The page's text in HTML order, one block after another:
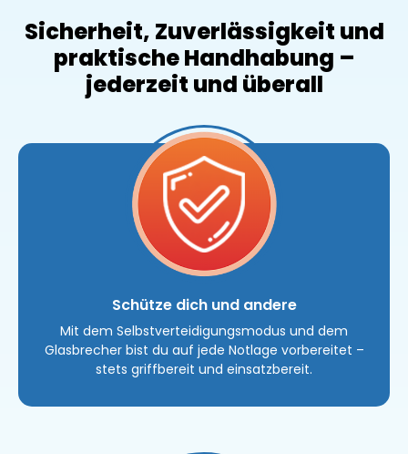
Sicherheit, Zuverlässigkeit und
praktische Handhabung –
jederzeit und überall
Schütze dich und andere
Mit dem Selbstverteidigungsmodus und dem
Glasbrecher bist du auf jede Notlage vorbereitet –
stets griffbereit und einsatzbereit.